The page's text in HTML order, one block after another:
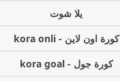
يلا شوت
كورة اون لاين - kora onli
كورة جول - kora goal